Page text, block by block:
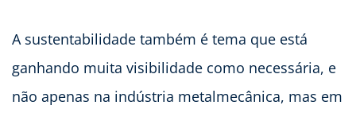
A sustentabilidade também é tema que está
ganhando muita visibilidade como necessária, e
não apenas na indústria metalmecânica, mas em